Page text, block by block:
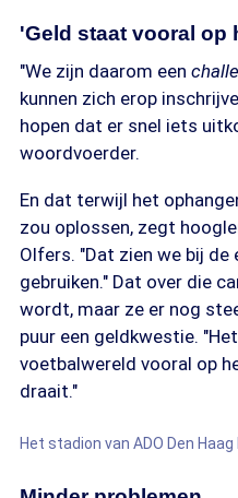
'Geld staat vooral op
"We zijn daarom een
kunnen zich erop
hopen dat er snel iets
woordvoerder.
En dat terwijl het
zou oplossen, zegt
Olfers. "Dat zien we bij de
gebruiken." Dat over die
wordt, maar ze er nog
puur een geldkwestie.
voetbalwereld vooral op
draait."
Het stadion van ADO Den